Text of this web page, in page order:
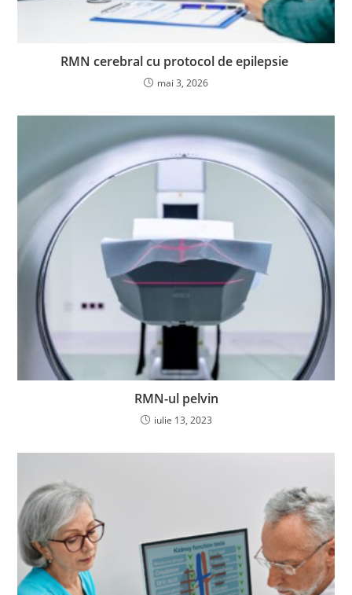
RMN cerebral cu protocol de epilepsie
mai 3, 2026
RMN-ul pelvin
iulie 13, 2023